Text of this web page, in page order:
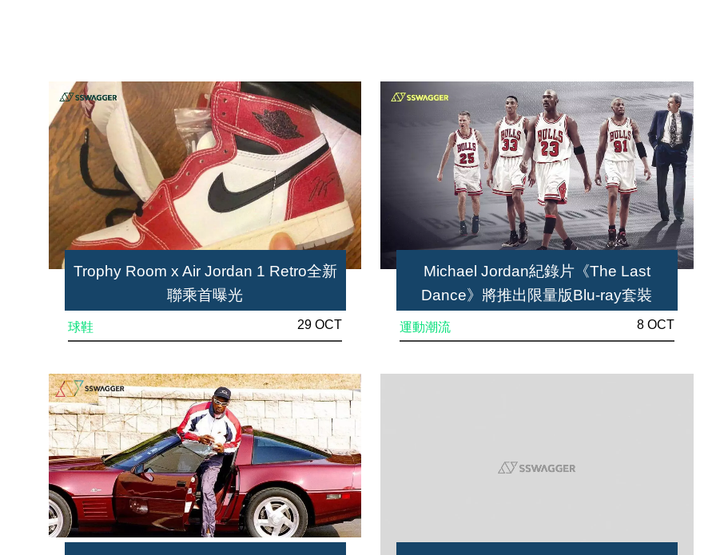
Trophy Room x Air Jordan 1 Retro全新
聯乘首曝光
球鞋 29 OCT
Michael Jordan紀錄片《The Last
Dance》將推出限量版Blu-ray套裝
運動潮流 8 OCT